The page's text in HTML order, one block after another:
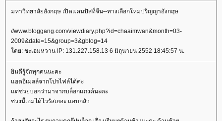
มหาวิทยาลัยอังกฤษ เปิดแคมปัสที่จีน--ทางเลือกใหม่ปริญญาอังกฤษ
//www.bloggang.com/viewdiary.php?id=chaaimwan&month=03-
2009&date=15&group=3&gblog=14
ดย: ชะเอมหวาน IP: 131.227.158.13 6 มิถุนายน 2552 18:45:57 น.
ินดีรู้จักทุกคนนะคะ
อดอีเมลล์จากโปรไฟล์ได้ค่ะ
ต่ช่วยบอกว่ามาจากบล็อกแกงค์นะคะ
ช่วงนี้เอมได้ไวรัสเยอะ แอบกลัว